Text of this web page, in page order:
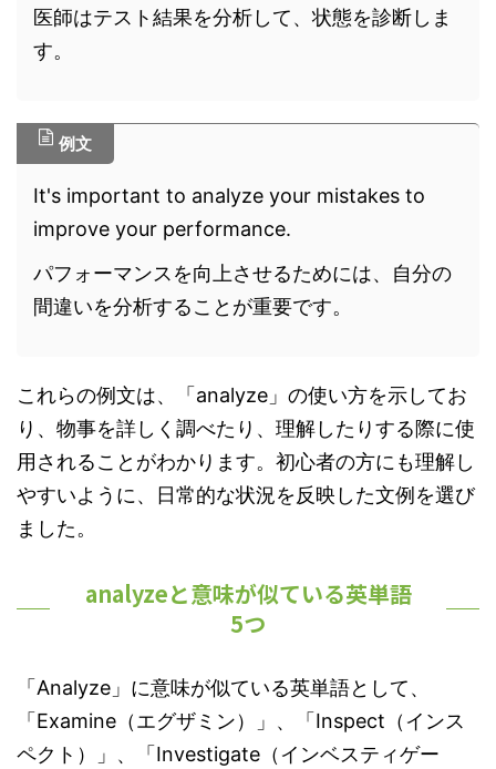
医師はテスト結果を分析して、状態を診断しま
す。
例文
It's important to analyze your mistakes to
improve your performance.
パフォーマンスを向上させるためには、自分の
間違いを分析することが重要です。
これらの例文は、「analyze」の使い方を示してお
り、物事を詳しく調べたり、理解したりする際に使
用されることがわかります。初心者の方にも理解し
やすいように、日常的な状況を反映した文例を選び
ました。
analyzeと意味が似ている英単語
5つ
「Analyze」に意味が似ている英単語として、
「Examine（エグザミン）」、「Inspect（インス
ペクト）」、「Investigate（インベスティゲー